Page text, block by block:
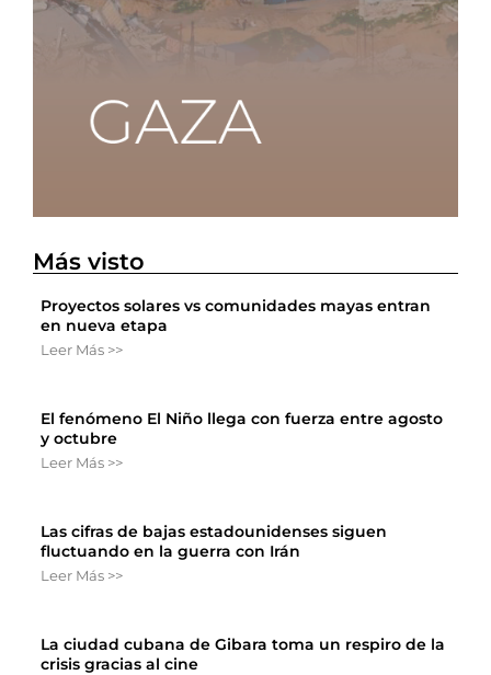
Más visto
Proyectos solares vs comunidades mayas entran
en nueva etapa
Leer Más >>
El fenómeno El Niño llega con fuerza entre agosto
y octubre
Leer Más >>
Las cifras de bajas estadounidenses siguen
fluctuando en la guerra con Irán
Leer Más >>
La ciudad cubana de Gibara toma un respiro de la
crisis gracias al cine